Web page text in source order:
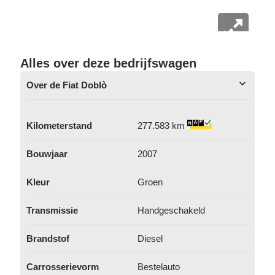
Alles over deze bedrijfswagen
Over de Fiat Doblò
Kilometerstand 277.583 km
Bouwjaar 2007
Kleur Groen
Transmissie Handgeschakeld
Brandstof Diesel
Carrosserievorm Bestelauto